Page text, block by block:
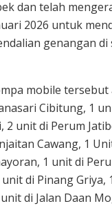
dan telah
2026 untuk
genangan
mobile tersebut
Cibitung, 1
2 unit di Perum
Cawang, 1
1 unit di
di Pinang Griya,
di Jalan Daan